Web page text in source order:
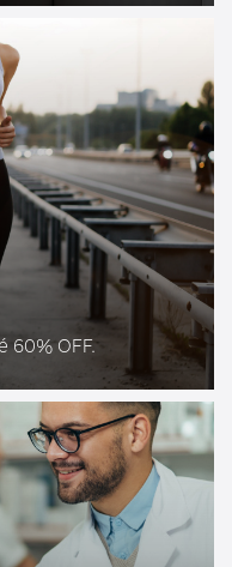
60% OFF.